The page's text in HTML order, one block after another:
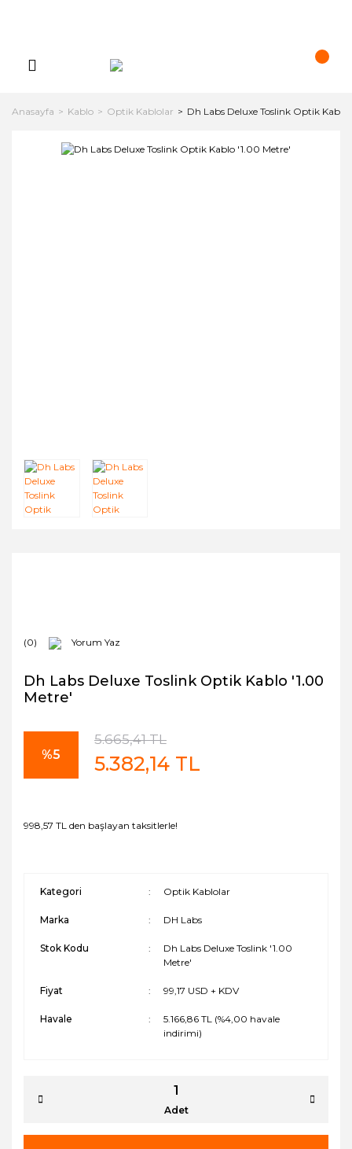
Anasayfa Kablo Optik Kablolar Dh Labs Deluxe Toslink Optik Kablo
(0) Yorum Yaz
Dh Labs Deluxe Toslink Optik Kablo '1.00
Metre'
%5
5.665,41 TL
5.382,14 TL
998,57 TL den başlayan taksitlerle!
Kategori Optik Kablolar
Marka DH Labs
Stok Kodu
Dh Labs Deluxe Toslink '1.00
Metre'
Fiyat 99,17 USD + KDV
Havale
5.166,86 TL (%4,00 havale
indirimi)
Adet